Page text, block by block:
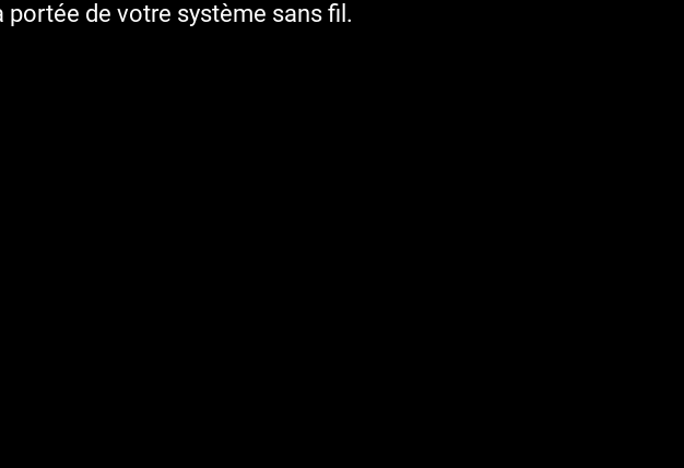
de votre système sans fil.